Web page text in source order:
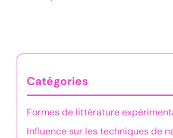
Catégories
Formes de littérature
Influence sur les techniques de